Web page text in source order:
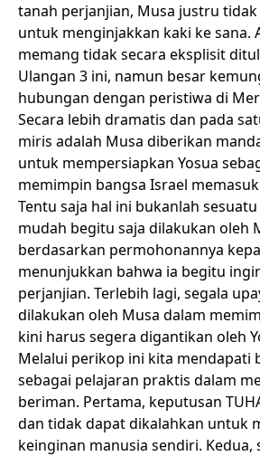
tanah perjanjian, Musa justru
untuk menginjakkan kaki ke sana.
memang tidak secara eksplisit
Ulangan 3 ini, namun besar
hubungan dengan peristiwa di
Secara lebih dramatis dan pada
miris adalah Musa diberikan
untuk mempersiapkan Yosua
memimpin bangsa Israel
Tentu saja hal ini bukanlah
mudah begitu saja dilakukan oleh
berdasarkan permohonannya
menunjukkan bahwa ia begitu
perjanjian. Terlebih lagi, segala
dilakukan oleh Musa dalam
kini harus segera digantikan oleh
Melalui perikop ini kita mendapati
sebagai pelajaran praktis dalam
beriman. Pertama, keputusan
dan tidak dapat dikalahkan untuk
keinginan manusia sendiri. Kedua,